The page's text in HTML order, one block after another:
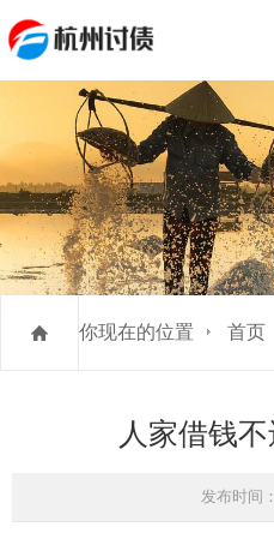
你现在的位置 首页
人家借钱
发布时间